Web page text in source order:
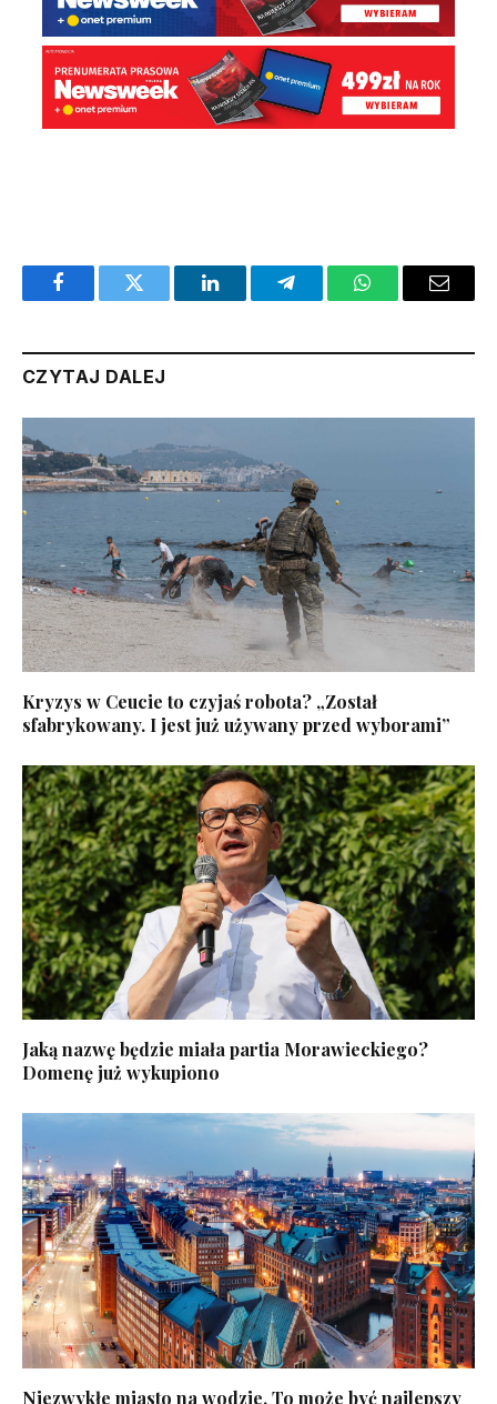
FacebookTwitter LinkedInTelegramWhatsAppEmail
CZYTAJ DALEJ
Kryzys w Ceucie to czyjaś robota? „Został
sfabrykowany. I jest już używany przed wyborami”
Jaką nazwę będzie miała partia Morawieckiego?
Domenę już wykupiono
Niezwykłe miasto na wodzie. To może być najlepszy